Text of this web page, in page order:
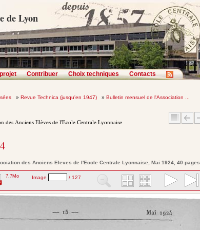
de Lyon
Contribuer Choix techniques Contacts
» Revue Technica (jusqu'en 1947) » Bulletin mensuel de l'Association ...
des Anciens Elèves de l'Ecole Centrale Lyonnaise
des Anciens Eleves de l'Ecole Centrale Lyonnaise, Mai 1924, 40 pages
7,7Mo Image / 127